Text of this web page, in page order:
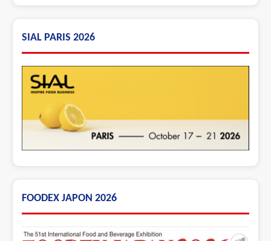
SIAL PARIS 2026
FOODEX JAPON 2026